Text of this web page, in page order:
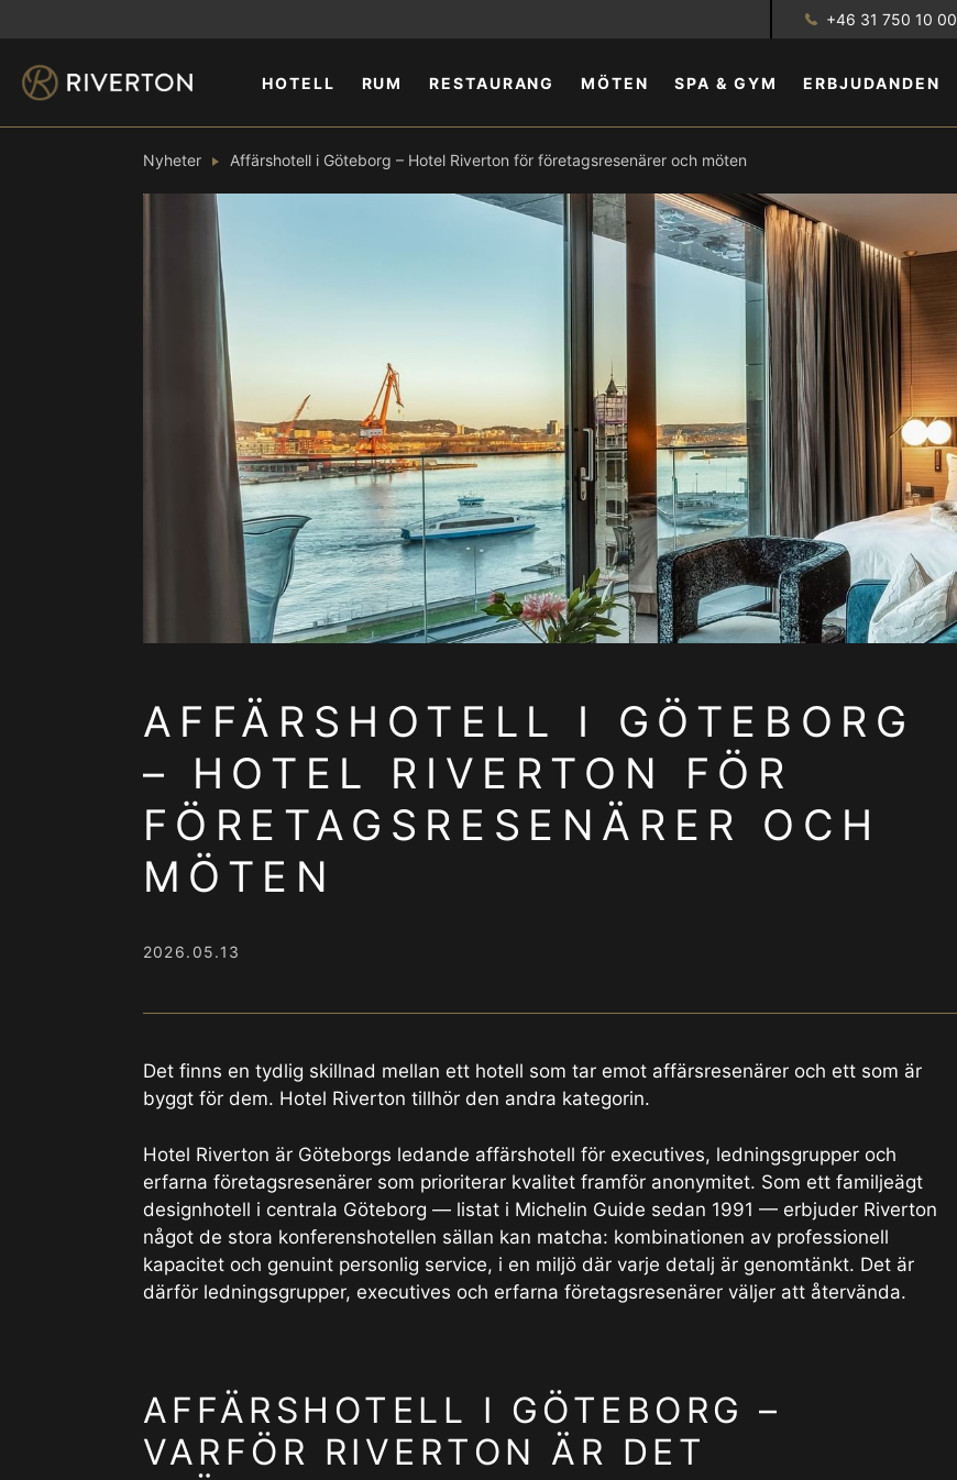
+46 31 750 10 00
HOTELL RUM RESTAURANG MÖTEN SPA & GYM ERBJUDANDEN
Nyheter Affärshotell i Göteborg – Hotel Riverton för företagsresenärer och möten
AFFÄRSHOTELL I GÖTEBORG
– HOTEL RIVERTON FÖR
FÖRETAGSRESENÄRER OCH
MÖTEN
2026.05.13
Det finns en tydlig skillnad mellan ett hotell som tar emot affärsresenärer och ett som är
byggt för dem. Hotel Riverton tillhör den andra kategorin.
Hotel Riverton är Göteborgs ledande affärshotell för executives, ledningsgrupper och
erfarna företagsresenärer som prioriterar kvalitet framför anonymitet. Som ett familjeägt
designhotell i centrala Göteborg — listat i Michelin Guide sedan 1991 — erbjuder Riverton
något de stora konferenshotellen sällan kan matcha: kombinationen av professionell
kapacitet och genuint personlig service, i en miljö där varje detalj är genomtänkt. Det är
därför ledningsgrupper, executives och erfarna företagsresenärer väljer att återvända.
AFFÄRSHOTELL I GÖTEBORG –
VARFÖR RIVERTON ÄR DET